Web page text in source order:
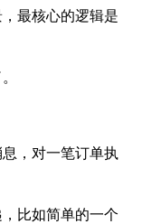
最核心的逻辑是
，对一笔订单执
比如简单的一个